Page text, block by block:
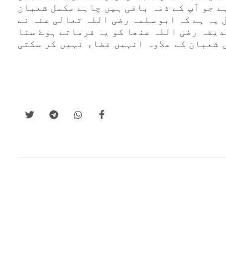
جو آپ کے ذمہ باقی ہیں چاہے مکمل شعبان
یہ ہے کہ ابو سلمہ رضی اللہ تعالی عنہ نے
رضی اللہ عنھا کو یہ فرماتے ہوۓ سنا
کے علاوہ انہیں قضاء نہیں کر سکتی